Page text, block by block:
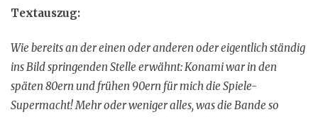
Textauszug:
Wie bereits an der einen oder anderen oder eigentlich ständig
ins Bild springenden Stelle erwähnt: Konami war in den
späten 80ern und frühen 90ern für mich die Spiele-
Supermacht! Mehr oder weniger alles, was die Bande so